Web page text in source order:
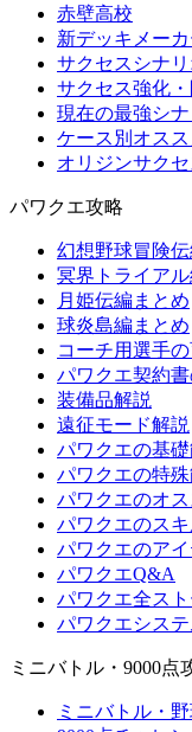
赤壁高校
新デッキメー
サクセスシナ
サクセス強化
現在の最強シ
ケース別オス
オリジンサク
パワクエ攻略
幻想野球冒険
冥界トライア
月姫伝編まとめ
球炎島編まとめ
コーチ用選手
パワクエ契約
装備品解説
遠征モード解説
パワクエの基
パワクエの特
パワクエのオ
パワクエのス
パワクエのア
パワクエQ&A
パワクエ全ス
パワクエシス
ミニバトル・9000点
ミニバトル・